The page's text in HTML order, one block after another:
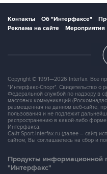
Контакты Об "Интерфаксе"
Реклама на сайте
Мероприятия
Copyright © 1991—2026 Interfax. Все
"Интерфакс-Спорт". Свидетельство
Федеральной службой по надзору в
массовых коммуникаций
размещенная на данном веб-сайте,
пользования и не подлежит
распространению в какой-либо
Интерфакса.
Сайт Sport-Interfax.ru (далее – сайт)
сайтом, Вы соглашаетесь на сбор и
Продукты информационной
"Интерфакс"